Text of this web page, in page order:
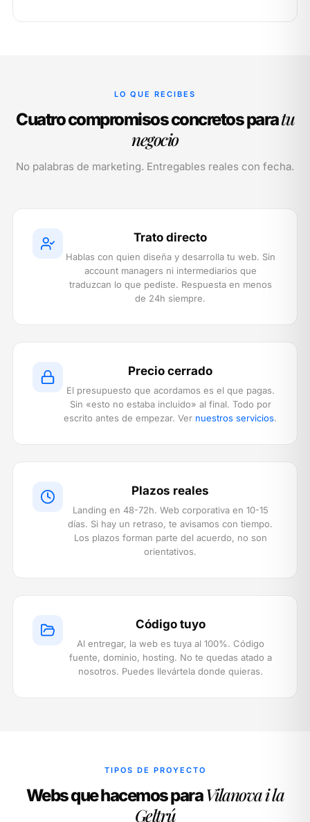
LO QUE RECIBES
Cuatro compromisos concretos paratu
negocio
No palabras de marketing. Entregables reales con fecha.
Trato directo
Hablas con quien diseña y desarrolla tu web. Sin
account managers ni intermediarios que
traduzcan lo que pediste. Respuesta en menos
de 24h siempre.
Precio cerrado
El presupuesto que acordamos es el que pagas.
Sin «esto no estaba incluido» al final. Todo por
escrito antes de empezar. Ver nuestros servicios.
Plazos reales
Landing en 48-72h. Web corporativa en 10-15
días. Si hay un retraso, te avisamos con tiempo.
Los plazos forman parte del acuerdo, no son
orientativos.
Código tuyo
Al entregar, la web es tuya al 100%. Código
fuente, dominio, hosting. No te quedas atado a
nosotros. Puedes llevártela donde quieras.
TIPOS DE PROYECTO
Webs que hacemos paraVilanova i la
Geltrú